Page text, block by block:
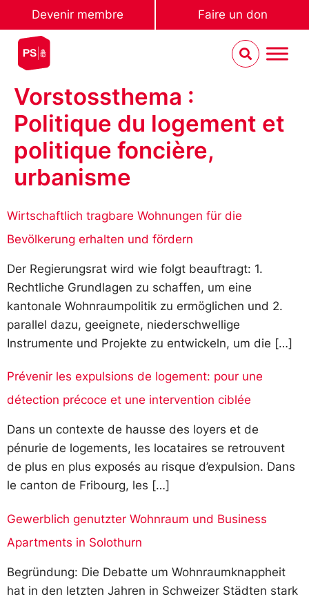
Devenir membre Faire un don
Vorstossthema :
Politique du logement et
politique foncière,
urbanisme
Wirtschaftlich tragbare Wohnungen für die
Bevölkerung erhalten und fördern
Der Regierungsrat wird wie folgt beauftragt: 1.
Rechtliche Grundlagen zu schaffen, um eine
kantonale Wohnraumpolitik zu ermöglichen und 2.
parallel dazu, geeignete, niederschwellige
Instrumente und Projekte zu entwickeln, um die […]
Prévenir les expulsions de logement: pour une
détection précoce et une intervention ciblée
Dans un contexte de hausse des loyers et de
pénurie de logements, les locataires se retrouvent
de plus en plus exposés au risque d’expulsion. Dans
le canton de Fribourg, les […]
Gewerblich genutzter Wohnraum und Business
Apartments in Solothurn
Begründung: Die Debatte um Wohnraumknappheit
hat in den letzten Jahren in Schweizer Städten stark